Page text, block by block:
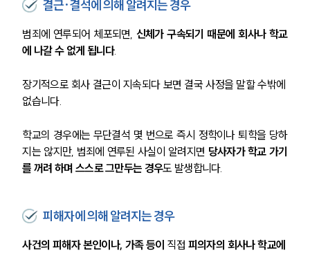
결근·결석에 의해 알려지는 경우
범죄에 연루되어 체포되면, 신체가 구속되기 때문에 회사나 학교
에 나갈 수 없게 됩니다.
장기적으로 회사 결근이 지속되다 보면 결국 사정을 말할 수밖에
없습니다.
학교의 경우에는 무단결석 몇 번으로 즉시 정학이나 퇴학을 당하
지는 않지만, 범죄에 연루된 사실이 알려지면 당사자가 학교 가기
를 꺼려 하며 스스로 그만두는 경우도 발생합니다.
피해자에 의해 알려지는 경우
사건의 피해자 본인이나, 가족 등이 직접 피의자의 회사나 학교에